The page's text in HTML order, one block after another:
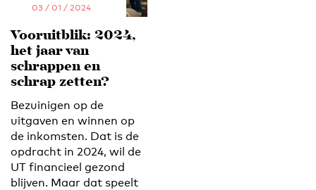
03 / 01 / 2024
Vooruitblik: 2024,
het jaar van
schrappen en
schrap zetten?
Bezuinigen op de
uitgaven en winnen op
de inkomsten. Dat is de
opdracht in 2024, wil de
UT financieel gezond
blijven. Maar dat speelt